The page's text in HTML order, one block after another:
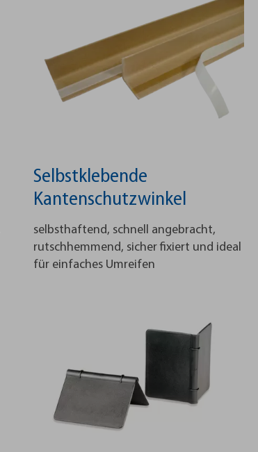
Selbstklebende
Kantenschutzwinkel
selbsthaftend, schnell angebracht,
rutschhemmend, sicher fixiert und ideal
für einfaches Umreifen